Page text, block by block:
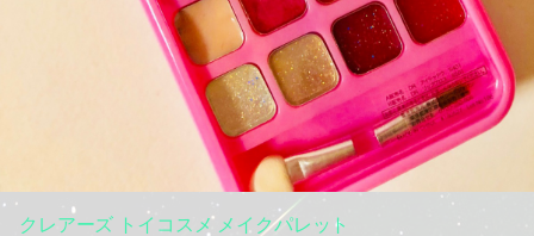
クレアーズ トイコスメ メイクパレット